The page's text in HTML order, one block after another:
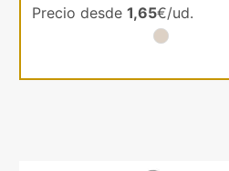
Precio desde 1,65€/ud.